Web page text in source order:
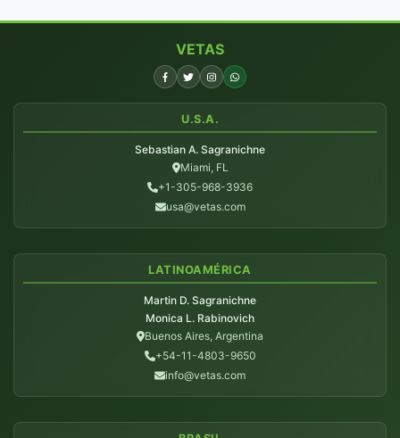
VETAS
U.S.A.
Sebastian A. Sagranichne
Miami, FL
+1-305-968-3936
usa@vetas.com
LATINOAMÉRICA
Martin D. Sagranichne
Monica L. Rabinovich
Buenos Aires, Argentina
+54-11-4803-9650
info@vetas.com